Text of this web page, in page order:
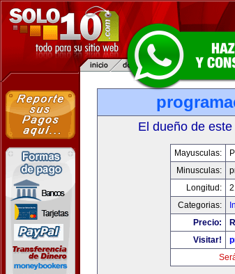
El dueño de
Mayusculas:
Minusculas:
Longitud:
Categorias:
Precio:
Visitar!